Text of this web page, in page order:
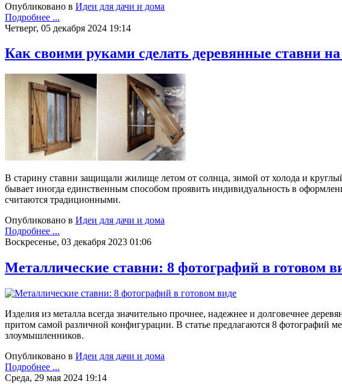
Опубликовано в Идеи для дачи и дома
Подробнее ...
Четверг, 05 декабря 2024 19:14
Как своими руками сделать деревянные ставни
В старину ставни защищали жилище летом от солнца, зимой от холода и
бывает иногда единственным способом проявить индивидуальность в
считаются традиционными.
Опубликовано в Идеи для дачи и дома
Подробнее ...
Воскресенье, 03 декабря 2023 01:06
Металлические ставни: 8 фотографий в готовом
Изделия из металла всегда значительно прочнее, надежнее и долговечнее
притом самой различной конфигурации. В статье предлагаются 8 фотографий
злоумышленников.
Опубликовано в Идеи для дачи и дома
Подробнее ...
Среда, 29 мая 2024 19:14